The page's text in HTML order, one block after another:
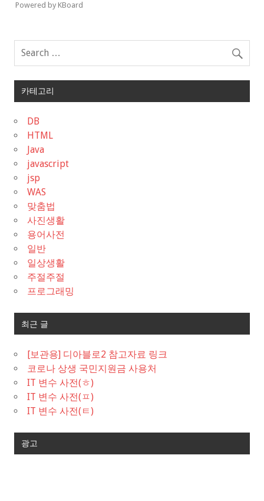
Powered by KBoard
카테고리
DB
HTML
Java
javascript
jsp
WAS
맞춤법
사진생활
용어사전
일반
일상생활
주절주절
프로그래밍
최근 글
[보관용] 디아블로2 참고자료 링크
코로나 상생 국민지원금 사용처
IT 변수 사전(ㅎ)
IT 변수 사전(ㅍ)
IT 변수 사전(ㅌ)
광고